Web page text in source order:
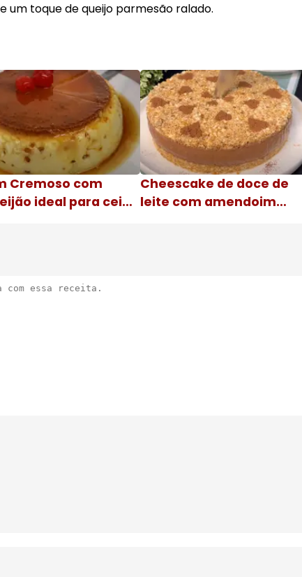
um toque de queijo parmesão ralado.
Cremoso com
ideal para ceia
Cheescake de doce de
leite com amendoim